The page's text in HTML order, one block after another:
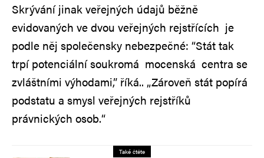
Skrývání jinak veřejných údajů běžně
evidovaných ve dvou veřejných rejstřících je
podle něj společensky nebezpečné: “Stát tak
trpí potenciální soukromá mocenská centra se
zvláštními výhodami,” říká.. „Zároveň stát popírá
podstatu a smysl veřejných rejstříků
právnických osob.“
Také čtěte